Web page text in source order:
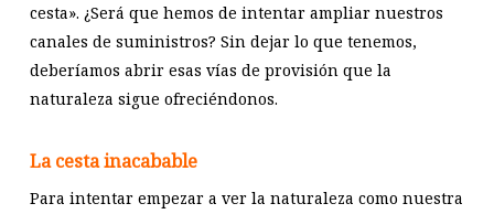
cesta». ¿Será que hemos de intentar ampliar nuestros
canales de suministros? Sin dejar lo que tenemos,
deberíamos abrir esas vías de provisión que la
naturaleza sigue ofreciéndonos.
La cesta inacabable
Para intentar empezar a ver la naturaleza como nuestra